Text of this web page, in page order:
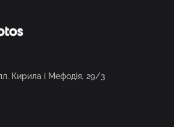
Кирила і Мефодія, 29/3